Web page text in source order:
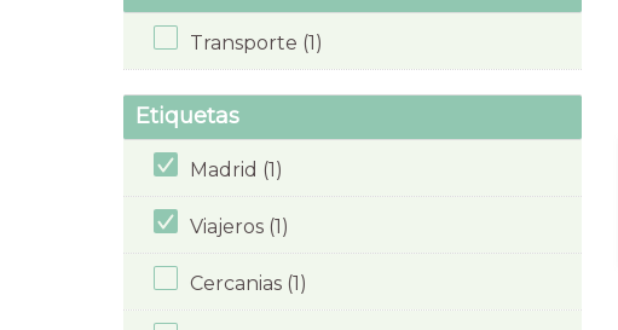
Transporte (1)
Etiquetas
Madrid (1)
Viajeros (1)
Cercanias (1)